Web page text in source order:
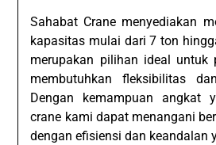
Sahabat Crane menyediakan
kapasitas mulai dari 7 ton
merupakan pilihan ideal untuk
membutuhkan fleksibilitas
Dengan kemampuan angkat
crane kami dapat menangani
dengan efisiensi dan keandalan